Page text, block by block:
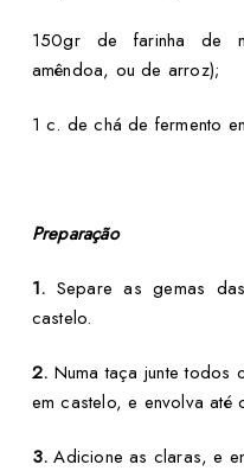
150gr de farinha de
amêndoa, ou de arroz);
1 c. de chá de fermento
Preparação
1. Separe as gemas
castelo.
2. Numa taça junte todos
em castelo, e envolva até
3. Adicione as claras, e